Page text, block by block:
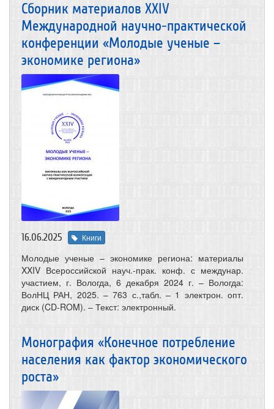
Сборник материалов XXIV
Международной научно-практической
конференции «Молодые ученые –
экономике региона»
16.06.2025 Книги
Молодые ученые – экономике региона: материалы
XXIV Всероссийской науч.-прак. конф. с междунар.
участием, г. Вологда, 6 декабря 2024 г. – Вологда:
ВолНЦ РАН, 2025. – 763 с.,табл. – 1 электрон. опт.
диск (CD-ROM). – Текст: электронный.
Монография «Конечное потребление
населения как фактор экономического
роста»